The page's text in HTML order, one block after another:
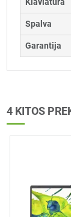
Spalva
Garantija
4 KITOS